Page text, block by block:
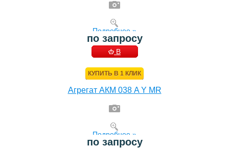
Подробнее »
по запросу
В
КУПИТЬ В 1 КЛИК
Агрегат АКМ 038 A Y MR
Подробнее »
по запросу